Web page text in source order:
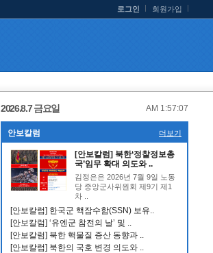
로그인 회원가입
2026.8.7 금요일 AM 1:57:08
안보칼럼 더보기
[안보칼럼] 북한‘정찰정보총
국’임무 확대 의도와 ..
김정은은 2026년 7월 9일 노동
당 중앙군사위원회 제9기 제1
차 ..
[안보칼럼] 한국군 핵잠수함(SSN) 보유..
[안보칼럼] ‘유엔군 참전의 날’ 및 ..
[안보칼럼] 북한 핵물질 증산 동향과 ..
[안보칼럼] 북한의 국호 변경 의도와 ..